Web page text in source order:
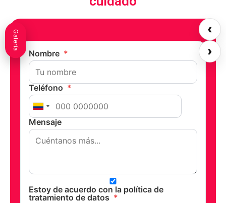
Nombre *
Teléfono *
Mensaje
Estoy de acuerdo con la política de
tratamiento de datos *
‹
›
Galería